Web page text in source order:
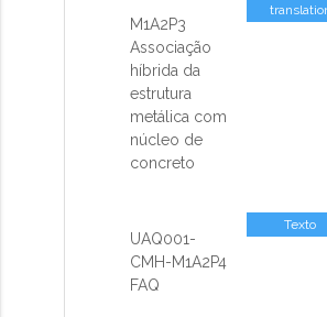
M1A2P3
Associação
híbrida da
estrutura
metálica com
núcleo de
concreto
UAQ001-
CMH-M1A2P4
FAQ
Texto